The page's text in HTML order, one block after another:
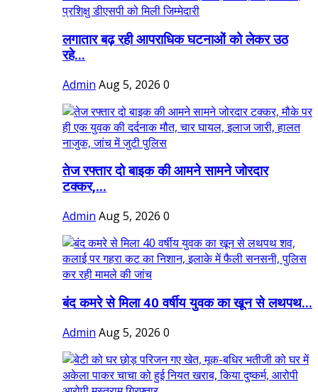
लगातार बढ़ रही आपराधिक घटनाओं को लेकर उठ
रहे...
Admin Aug 5, 2026 0
तेज रफ्तार दो बाइक की आमने सामने जोरदार
टक्कर,...
Admin Aug 5, 2026 0
बंद कमरे से मिला 40 वर्षीय युवक का खून से लथपथ...
Admin Aug 5, 2026 0